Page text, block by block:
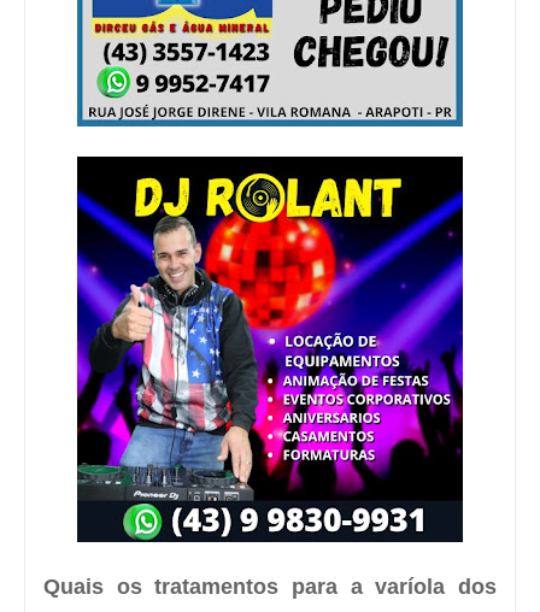
Quais os tratamentos para a varíola dos